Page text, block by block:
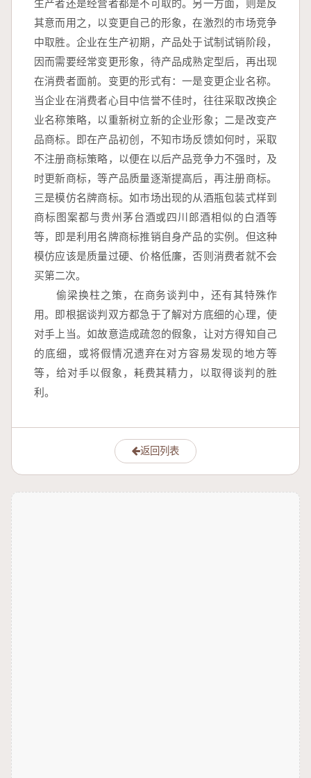
生产者还是经营者都是不可取的。另一方面，则是反
其意而用之，以变更自己的形象，在激烈的市场竞争
中取胜。企业在生产初期，产品处于试制试销阶段，
因而需要经常变更形象，待产品成熟定型后，再出现
在消费者面前。变更的形式有：一是变更企业名称。
当企业在消费者心目中信誉不佳时，往往采取改换企
业名称策略，以重新树立新的企业形象；二是改变产
品商标。即在产品初创，不知市场反馈如何时，采取
不注册商标策略，以便在以后产品竞争力不强时，及
时更新商标，等产品质量逐渐提高后，再注册商标。
三是模仿名牌商标。如市场出现的从酒瓶包装式样到
商标图案都与贵州茅台酒或四川郎酒相似的白酒等
等，即是利用名牌商标推销自身产品的实例。但这种
模仿应该是质量过硬、价格低廉，否则消费者就不会
买第二次。
偷梁换柱之策，在商务谈判中，还有其特殊作
用。即根据谈判双方都急于了解对方底细的心理，使
对手上当。如故意造成疏忽的假象，让对方得知自己
的底细，或将假情况遗弃在对方容易发现的地方等
等，给对手以假象，耗费其精力，以取得谈判的胜
利。
返回列表